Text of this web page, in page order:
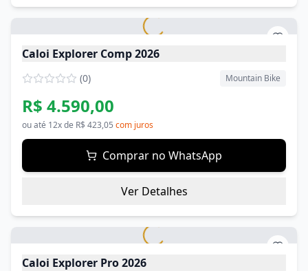
Caloi Explorer Comp 2026
(0) Mountain Bike
R$ 4.590,00
ou até 12x de R$ 423,05 com juros
Comprar no WhatsApp
Ver Detalhes
Caloi Explorer Pro 2026